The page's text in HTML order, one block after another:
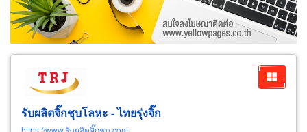
รับผลิตจิ๊กชุบโลหะ - ไทยรุ่งจิ๊ก
https://www.รับผลิตจิ๊กชุบ.com